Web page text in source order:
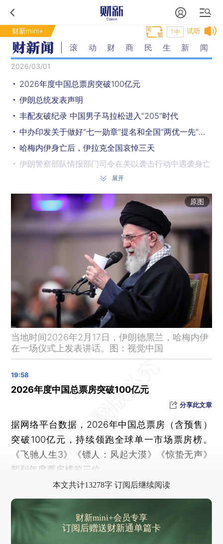
财新mini+ 试听
T中
滚动财商民生新闻
2026/03/01
2026年度中国总票房突破100亿元
伊朗总统发表声明
丰配友破纪录 中国男子马拉松进入“205”时代
中办印发关于做好“七一勋章”提名和全国“两优一先”推荐工作的通知
哈梅内伊身亡后，伊拉克全国哀悼三天
伊朗警察部队情报部门司令在美以袭击行动中遇袭身亡
伊朗方面称伊朗总统等将临时代行最高领袖职权
伊朗官员：将选举新的最高领袖
伊朗伊斯兰革命卫队：已袭击27个美军基地和以军总司令部等地
北方多地将现较强降雪，江南、华南降雨频繁
特朗普：心中已有可执掌伊朗政权的“合适人选”
尽快撤离！外交部、中国驻伊朗使领馆公布撤离通道
国际原子能机构理事会将于3月2日召开关于伊朗的特别会议
三大航发布关于部分中东航线非自愿退改规定的通知
全国政协会议议程来了
伊朗最高领袖哈梅内伊遇袭身亡
美以称哈梅内伊已“不在人世”，伊方说法不一
联合国就伊朗局势发声，安理会应中俄要求紧急开会
以媒：伊朗革命卫队总司令和国防部长身亡
外交部就美以军事打击伊朗答问，中方呼吁立即停止军事行动
未来9年最后一次！3月2日公众肉眼可赏月掩轩辕十四
中国海警位中国黄岩岛领海及周边区域执法巡查
控制和消除重点地方病危害！16部门联合印发方案
3月1日起，539项国家标准开始实施
展开
原图
当地时间2026年2月17日，伊朗德黑兰，哈梅内伊
在一场仪式上发表讲话。图：视觉中国
2026年度中国总票房突破100亿元
分享此文章
据网络平台数据，2026年中国总票房（含预售）
突破100亿元，持续领跑全球单一市场票房榜。
《飞驰人生3》《镖人：风起大漠》《惊蛰无声》
暂列年度票房榜前三位。
本文共计13278字 订阅后继续阅读
财新mini+会员专享
订阅后赠送财新通单篇卡